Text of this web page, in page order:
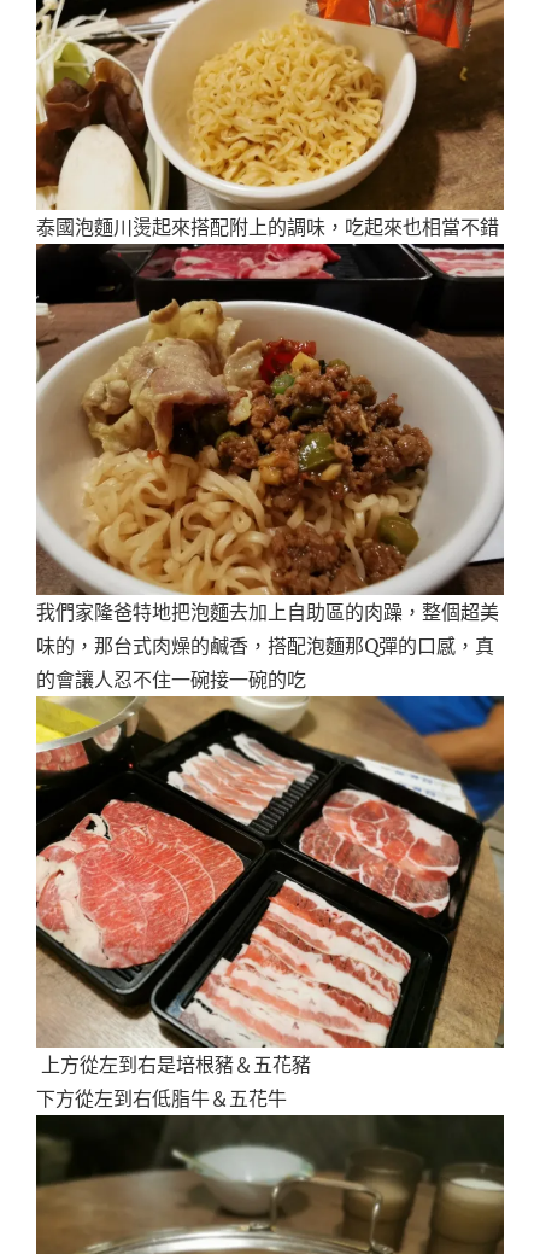
泰國泡麵川燙起來搭配附上的調味，吃起來也相當不錯
我們家隆爸特地把泡麵去加上自助區的肉躁，整個超美
味的，那台式肉燥的鹹香，搭配泡麵那Q彈的口感，真
的會讓人忍不住一碗接一碗的吃
上方從左到右是培根豬＆五花豬
下方從左到右低脂牛＆五花牛